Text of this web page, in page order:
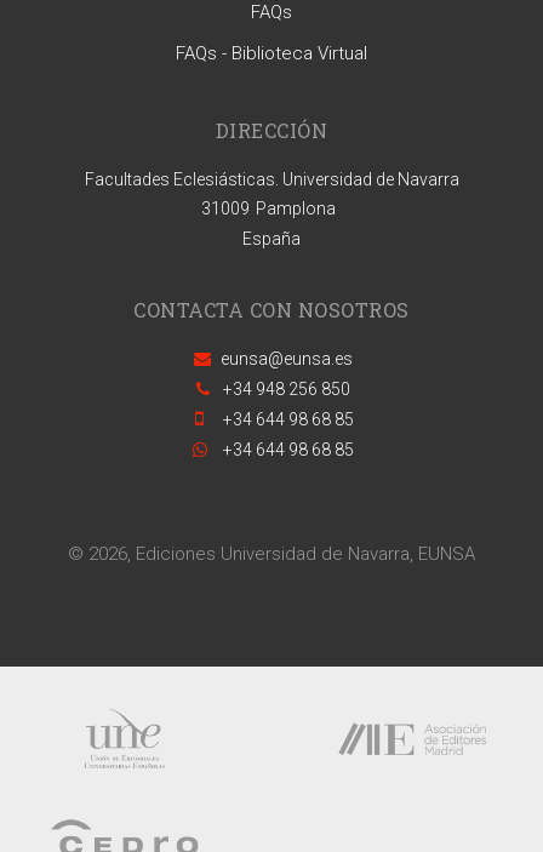
FAQs
FAQs - Biblioteca Virtual
DIRECCIÓN
Facultades Eclesiásticas. Universidad de Navarra
31009 Pamplona
España
CONTACTA CON NOSOTROS
eunsa@eunsa.es
+34 948 256 850
+34 644 98 68 85
+34 644 98 68 85
© 2026, Ediciones Universidad de Navarra, EUNSA